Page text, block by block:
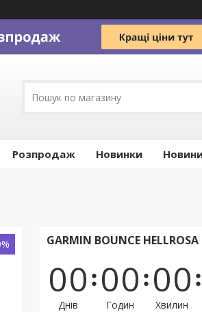
Pозпродаж Новинки
GARMIN BOUNCE
00
Днів
00
Годин
00
Хвилин